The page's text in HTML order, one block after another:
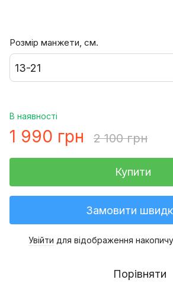
Розмір манжети, см.
13-21
В наявності
1 990 грн 2 100 грн
Купити
Замовити
Увійти для відображення
Порівняти